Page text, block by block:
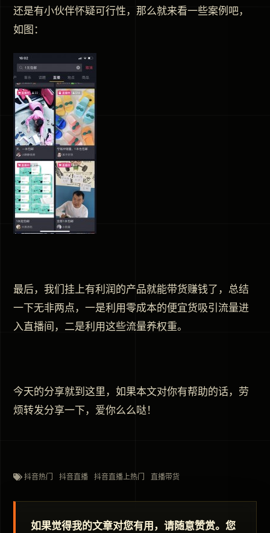
还是有小伙伴怀疑可行性，那么就来看一些案例吧，
如图：
最后，我们挂上有利润的产品就能带货赚钱了，总结
一下无非两点，一是利用零成本的便宜货吸引流量进
入直播间，二是利用这些流量养权重。
今天的分享就到这里，如果本文对你有帮助的话，劳
烦转发分享一下，爱你么么哒！
抖音热门 抖音直播 抖音直播上热门 直播带货
如果觉得我的文章对您有用，请随意赞赏。您